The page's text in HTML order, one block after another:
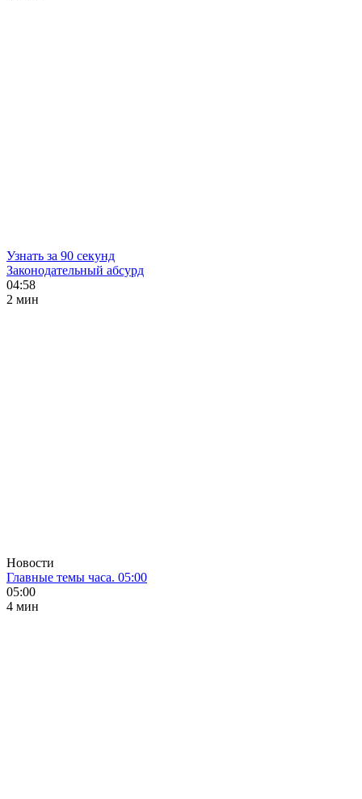
Узнать за 90 секунд
Законодательный абсурд
04:58
2 мин
Новости
Главные темы часа. 05:00
05:00
4 мин